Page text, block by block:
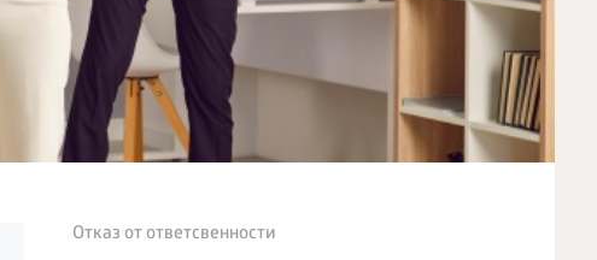
Отказ от ответсвенности